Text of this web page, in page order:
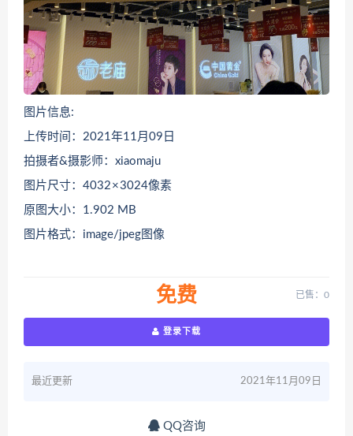
图片信息:
上传时间：2021年11月09日
拍摄者&摄影师：xiaomaju
图片尺寸：4032 × 3024像素
原图大小：1.902 MB
图片格式：image/jpeg图像
免费 已售：0
登录下载
最近更新 2021年11月09日
QQ咨询